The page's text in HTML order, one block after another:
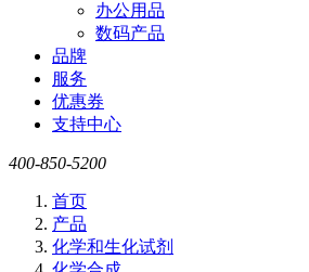
办公用品
数码产品
品牌
服务
优惠券
支持中心
400-850-5200
首页
产品
化学和生化试剂